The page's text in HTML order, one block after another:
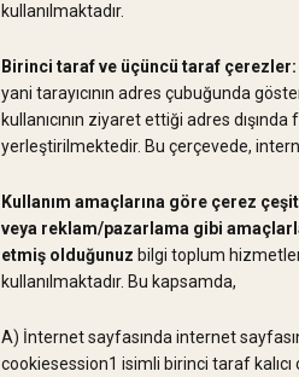
kullanılmaktadır.
Birinci taraf ve üçüncü taraf çerezler:
yani tarayıcının adres çubuğunda
kullanıcının ziyaret ettiği adres
yerleştirilmektedir. Bu çerçevede,
Kullanım amaçlarına göre çerez
veya reklam/pazarlama gibi
etmiş olduğunuz bilgi toplum
kullanılmaktadır. Bu kapsamda,
A) İnternet sayfasında internet
cookiesession1 isimli birinci taraf kalıcı